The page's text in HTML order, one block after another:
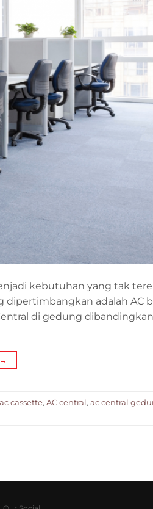
kebutuhan yang tak
adalah AC
di gedung dibandingkan
→
ac cassette, AC central, ac central